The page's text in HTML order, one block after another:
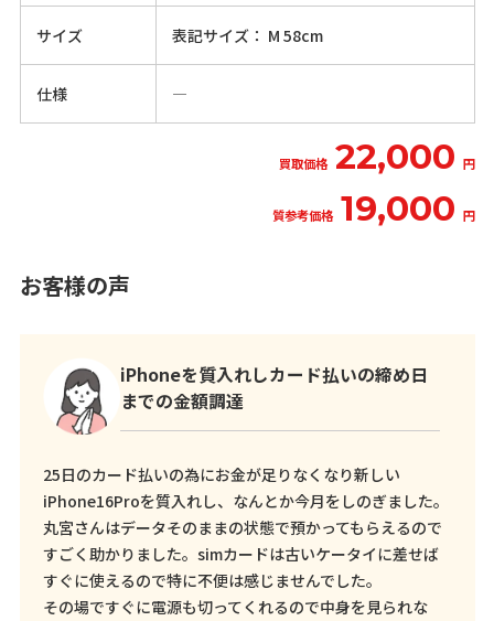
サイズ 表記サイズ： M 58cm
仕様 ―
買取価格 22,000 円
質参考価格 19,000 円
お客様の声
iPhoneを質入れしカード払いの締め日
までの金額調達
25日のカード払いの為にお金が足りなくなり新しい
iPhone16Proを質入れし、なんとか今月をしのぎました。
丸宮さんはデータそのままの状態で預かってもらえるので
すごく助かりました。simカードは古いケータイに差せば
すぐに使えるので特に不便は感じませんでした。
その場ですぐに電源も切ってくれるので中身を見られな